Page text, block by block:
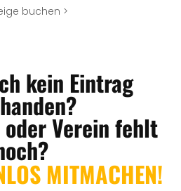
buchen >
kein Eintrag
Verein fehlt
MITMACHEN!